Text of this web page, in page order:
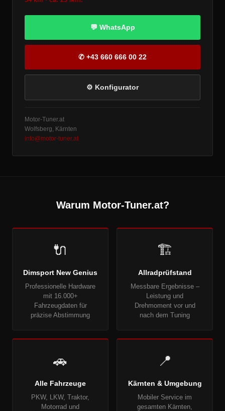
💬 WhatsApp
✆ +43 660 666 00 22
⚙ Konfigurator
Motor-Tuner.at
Wolfsberg, Kärnten
info@motor-tuner.at
Warum Motor-Tuner.at?
🔌
Dimsport New Genius
Professionelle Hardware
mit 16.000+
Fahrzeugdaten für
präzise Abstimmung
🏗
Allradprüfstand
Messbare Ergebnisse –
Leistung und
Drehmoment vor und
nach dem Tuning
🚗
Alle Fahrzeuge
PKW, LKW, Traktor,
Motorrad und
📍
Kärnten & Umgebung
Mobiler Service im
gesamten Kärnten,